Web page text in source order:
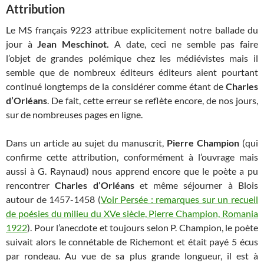
Attribution
Le MS français 9223 attribue explicitement notre ballade du
jour à Jean Meschinot. A date, ceci ne semble pas faire
l’objet de grandes polémique chez les médiévistes mais il
semble que de nombreux éditeurs éditeurs aient pourtant
continué longtemps de la considérer comme étant de Charles
d’Orléans . De fait, cette erreur se reflète encore, de nos jours,
sur de nombreuses pages en ligne.
Dans un article au sujet du manuscrit, Pierre Champion (qui
confirme cette attribution, conformément à l’ouvrage mais
aussi à G. Raynaud) nous apprend encore que le poète a pu
rencontrerCharles d’Orléanset même séjourner à Blois
autour de 1457-1458 (Voir Persée : remarques sur un recueil
de poésies du milieu du XVe siècle, Pierre Champion, Romania
1922). Pour l’anecdote et toujours selon P. Champion, le poète
suivait alors le connétable de Richemont et était payé 5 écus
par rondeau. Au vue de sa plus grande longueur, il est à